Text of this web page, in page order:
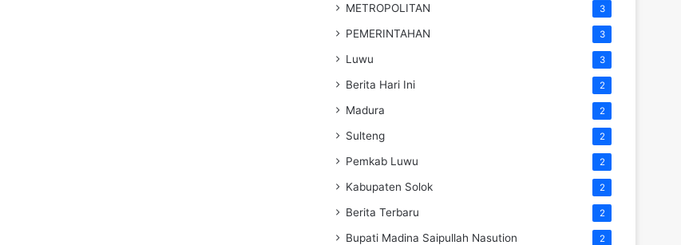
METROPOLITAN 3
PEMERINTAHAN 3
Luwu 3
Berita Hari Ini 2
Madura 2
Sulteng 2
Pemkab Luwu 2
Kabupaten Solok 2
Berita Terbaru 2
Bupati Madina Saipullah Nasution 2